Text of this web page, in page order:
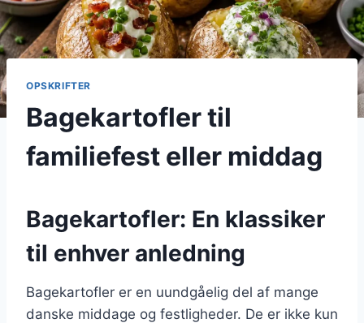
OPSKRIFTER
Bagekartofler til
familiefest eller middag
Bagekartofler: En klassiker
til enhver anledning
Bagekartofler er en uundgåelig del af mange
danske middage og festligheder. De er ikke kun